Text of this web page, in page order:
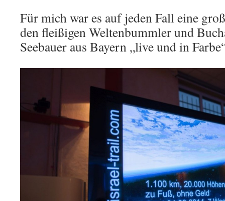
Für mich war es auf jeden Fall eine
den fleißigen Weltenbummler und
Seebauer aus Bayern „live und in